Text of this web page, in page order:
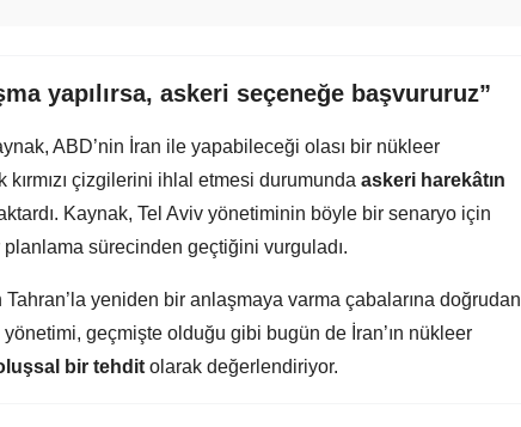
yapılırsa, askeri seçeneğe başvururuz”
ABD’nin İran ile yapabileceği olası bir nükleer
kırmızı çizgilerini ihlal etmesi durumunda askeri harekâtın
Kaynak, Tel Aviv yönetiminin böyle bir senaryo için
planlama sürecinden geçtiğini vurguladı.
Tahran’la yeniden bir anlaşmaya varma çabalarına doğrudan
yönetimi, geçmişte olduğu gibi bugün de İran’ın nükleer
bir tehdit olarak değerlendiriyor.